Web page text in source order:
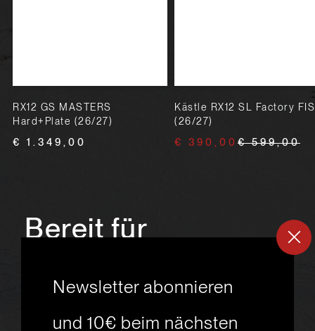
RX12 GS MASTERS
Hard+Plate (26/27)
€ 1.349,00
Kästle RX12 SL Factory FIS
(26/27)
€ 390,00 € 599,00
Bereit für
neues
Skiabenteuer?
Newsletter abonnieren
und 10€ beim nächsten